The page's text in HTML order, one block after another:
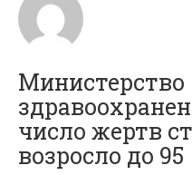
Министерство
число жертв
возросло до 95